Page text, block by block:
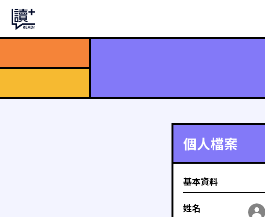
個人檔案
基本資料
姓名